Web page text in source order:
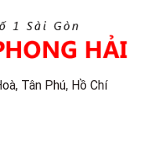
Tân Phú, Hồ Chí